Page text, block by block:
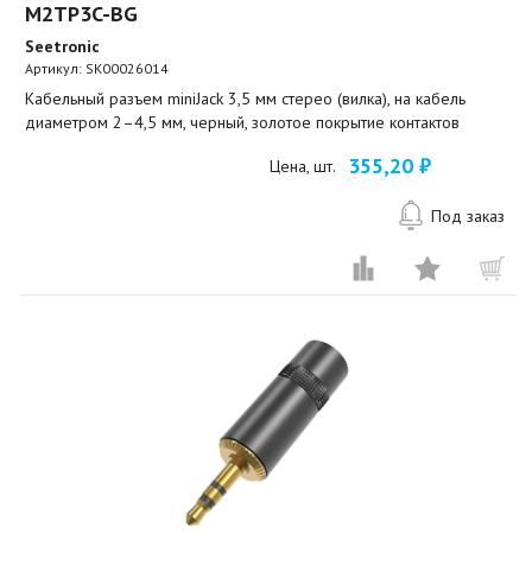
M2TP3C-BG
Seetronic
Артикул: SK00026014
Кабельный разъем miniJack 3,5 мм стерео (вилка), на кабель
диаметром 2–4,5 мм, черный, золотое покрытие контактов
Цена, шт. 355,20 ₽
Под заказ